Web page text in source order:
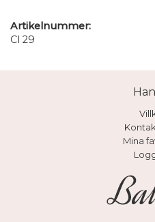
Artikelnummer:
Cl 29
Mina